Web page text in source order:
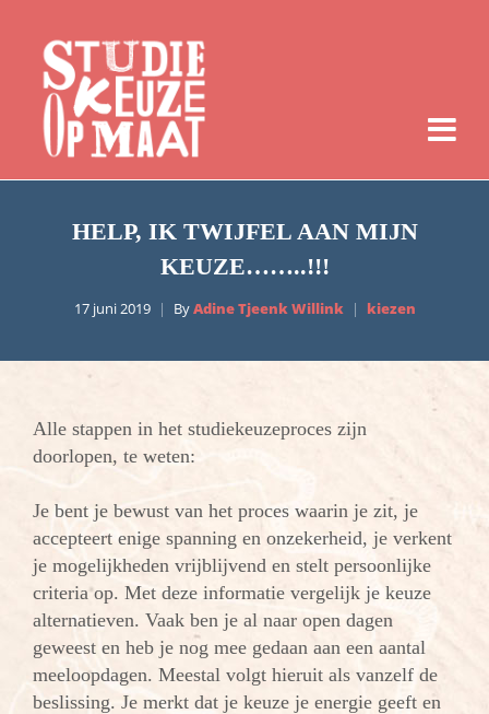
HELP, IK TWIJFEL AAN MIJN
KEUZE……..!!!
17 juni 2019 ByAdine Tjeenk Willink kiezen
Alle stappen in het studiekeuzeproces zijn
doorlopen, te weten:
Je bent je bewust van het proces waarin je zit, je
accepteert enige spanning en onzekerheid, je verkent
je mogelijkheden vrijblijvend en stelt persoonlijke
criteria op. Met deze informatie vergelijk je keuze
alternatieven. Vaak ben je al naar open dagen
geweest en heb je nog mee gedaan aan een aantal
meeloopdagen. Meestal volgt hieruit als vanzelf de
beslissing. Je merkt dat je keuze je energie geeft en